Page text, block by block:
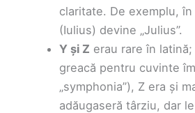
claritate. De exemplu, în
(Iulius) devine „Julius”.
Y și Z erau rare în
greacă pentru cuvinte
„symphonia”), Z era și
adăugaseră târziu, dar